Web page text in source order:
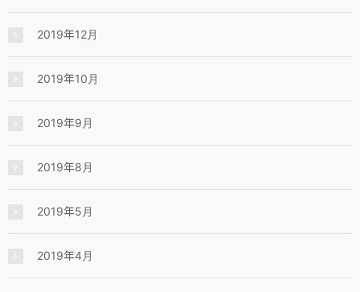
2019年12月
2019年10月
2019年9月
2019年8月
2019年5月
2019年4月